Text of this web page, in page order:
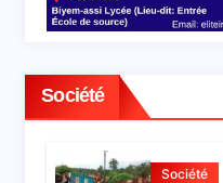
Société
Société